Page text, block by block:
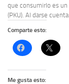
que consumirlo es
(PKU). Al darse cuenta
Comparte esto:
Me gusta esto: